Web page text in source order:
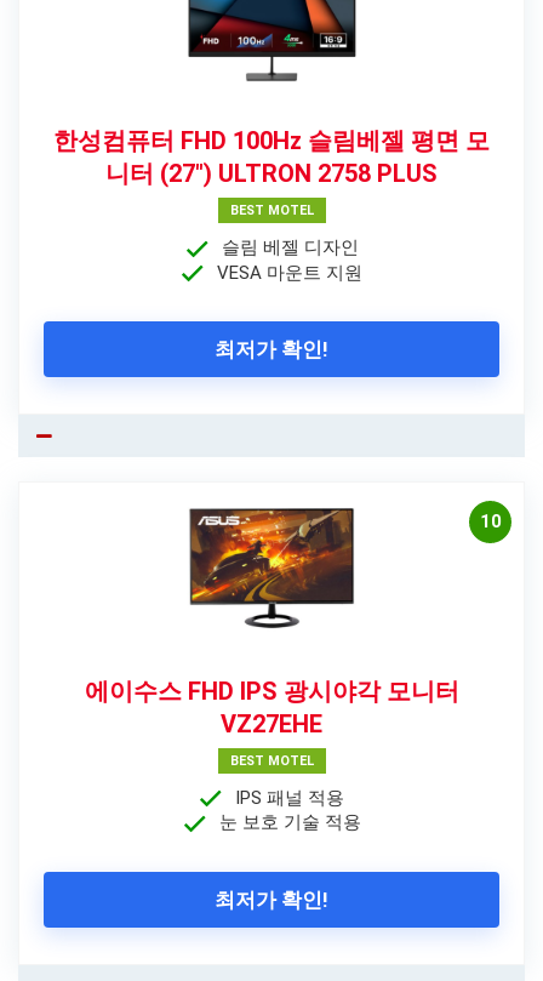
한성컴퓨터 FHD 100Hz 슬림베젤 평면 모
니터 (27″) ULTRON 2758 PLUS
BEST MOTEL
슬림 베젤 디자인
VESA 마운트 지원
최저가 확인!
10
에이수스 FHD IPS 광시야각 모니터
VZ27EHE
BEST MOTEL
IPS 패널 적용
눈 보호 기술 적용
최저가 확인!